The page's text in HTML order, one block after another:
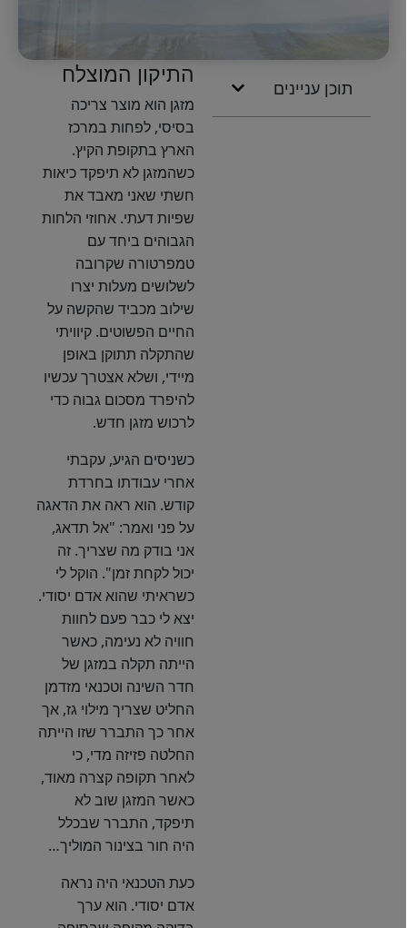
תוכן עניינים התיקון המוצלח
מזגן הוא מוצר צריכה
בסיסי, לפחות במרכז
הארץ בתקופת הקיץ.
כשהמזגן לא תיפקד כיאות
חשתי שאני מאבד את
שפיות דעתי. אחוזי הלחות
הגבוהים ביחד עם
טמפרטורה שקרובה
לשלושים מעלות יצרו
שילוב מכביד שהקשה על
החיים הפשוטים. קיוויתי
שהתקלה תתוקן באופן
מיידי, ושלא אצטרך עכשיו
להיפרד מסכום גבוה כדי
לרכוש מזגן חדש.
כשניסים הגיע, עקבתי
אחרי עבודתו בחרדת
קודש. הוא ראה את הדאגה
על פני ואמר: "אל תדאג,
אני בודק מה שצריך. זה
יכול לקחת זמן". הוקל לי
כשראיתי שהוא אדם יסודי.
יצא לי כבר פעם לחוות
חוויה לא נעימה, כאשר
הייתה תקלה במזגן של
חדר השינה וטכנאי מזדמן
החליט שצריך מילוי גז, אך
אחר כך התברר שזו הייתה
החלטה פזיזה מדי, כי
לאחר תקופה קצרה מאוד,
כאשר המזגן שוב לא
תיפקד, התברר שבכלל
היה חור בצינור המוליך…
כעת הטכנאי היה נראה
אדם יסודי. הוא ערך